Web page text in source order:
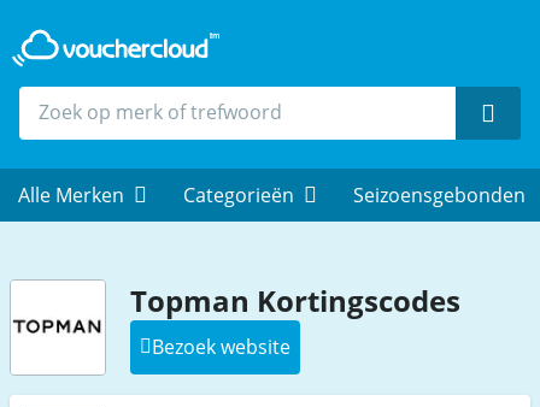
Alle Merken Categorieën Seizoensgebonden
Topman Kortingscodes
Bezoek website